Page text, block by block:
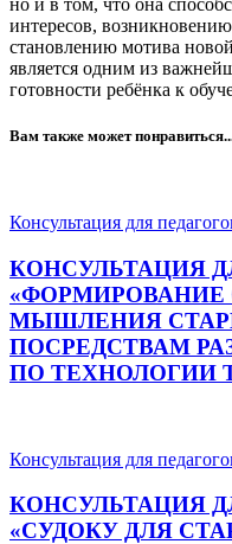
интересов,
становлению мотива
является одним из
готовности ребёнка к
Вам также может
Консультация для
КОНСУЛЬТАЦИЯ
«ФОРМИРОВАНИЕ
МЫШЛЕНИЯ
ПОСРЕДСТВАМ
ПО ТЕХНОЛОГИИ
Консультация для
КОНСУЛЬТАЦИЯ
«СУДОКУ ДЛЯ